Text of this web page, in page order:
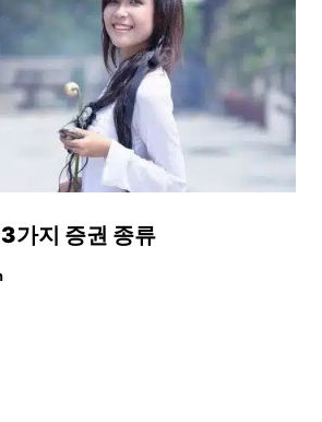
가지 증권 종류